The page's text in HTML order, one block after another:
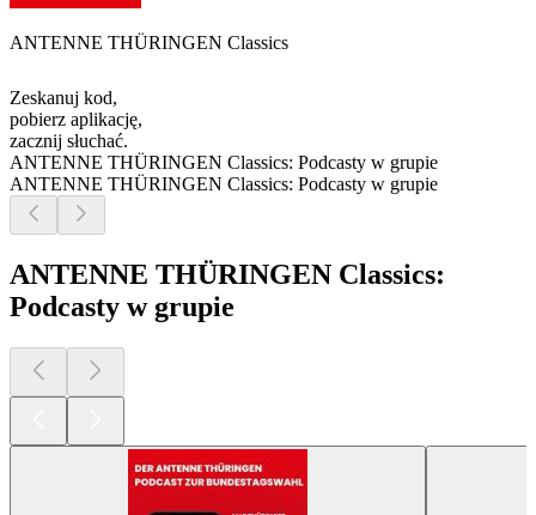
ANTENNE THÜRINGEN Classics
Zeskanuj kod,
pobierz aplikację,
zacznij słuchać.
ANTENNE THÜRINGEN Classics: Podcasty w grupie
ANTENNE THÜRINGEN Classics: Podcasty w grupie
ANTENNE THÜRINGEN Classics:
Podcasty w grupie